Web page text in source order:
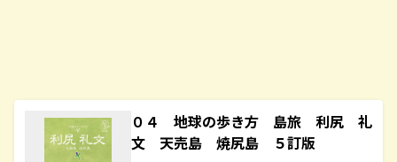
０４ 地球の歩き方 島旅 利尻 礼
文 天売島 焼尻島 ５訂版